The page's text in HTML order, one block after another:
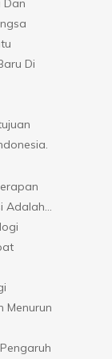
Di
Menurun